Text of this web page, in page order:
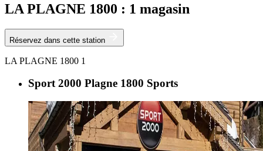
LA PLAGNE 1800 : 1 magasin
Réservez dans cette station
LA PLAGNE 1800 1
Sport 2000 Plagne 1800 Sports